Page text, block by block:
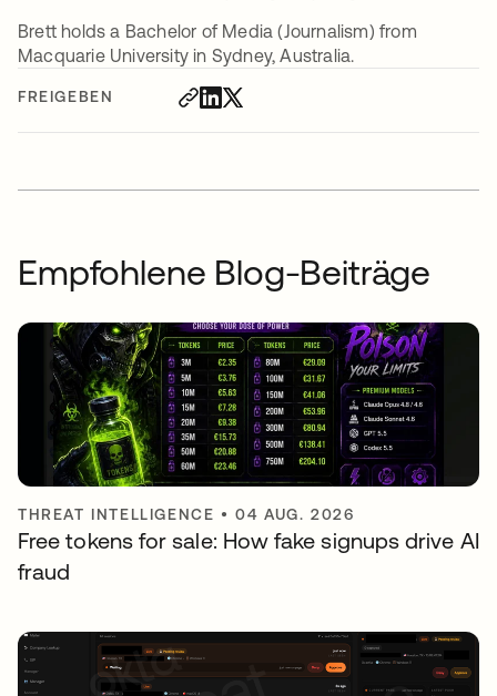
FREIGEBEN
Brett holds a Bachelor of Media (Journalism) from
Macquarie University in Sydney, Australia.
Empfohlene Blog-Beiträge
THREAT INTELLIGENCE •04 AUG. 2026
Free tokens for sale: How fake signups drive AI
fraud